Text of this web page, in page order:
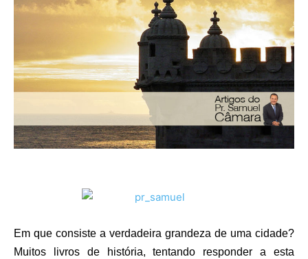
Em que consiste a verdadeira grandeza de uma cidade?
Muitos livros de história, tentando responder a esta